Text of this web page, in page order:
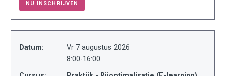
NU INSCHRIJVEN
Datum:
Vr 7 augustus 2026
8:00-16:00